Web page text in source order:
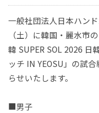
一般社団法人日本ハン
（土）に韓国・麗水市
韓 SUPER SOL 2026 日
ッチ IN YEOSU」の試
らせいたします。
■男子